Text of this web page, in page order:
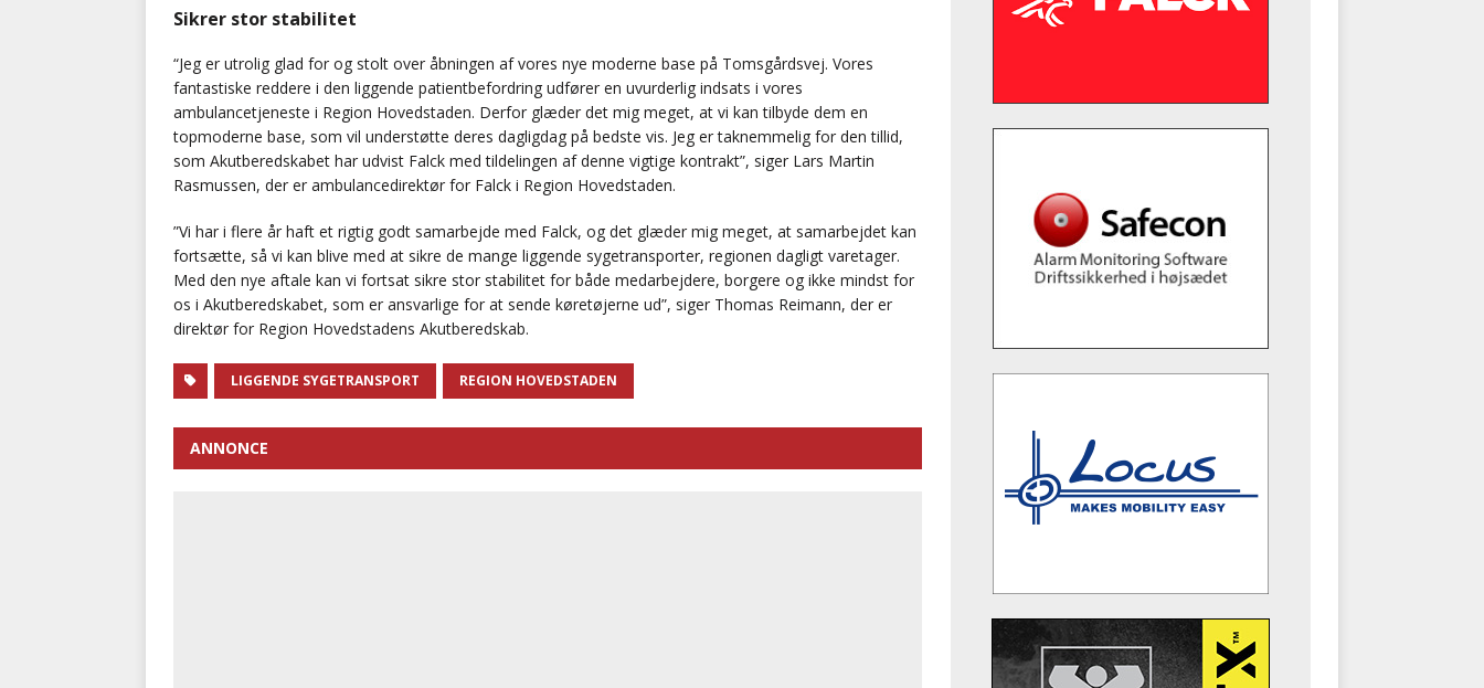
Sikrer stor stabilitet
“Jeg er utrolig glad for og stolt over åbningen af vores nye moderne base på Tomsgårdsvej. Vores
fantastiske reddere i den liggende patientbefordring udfører en uvurderlig indsats i vores
ambulancetjeneste i Region Hovedstaden. Derfor glæder det mig meget, at vi kan tilbyde dem en
topmoderne base, som vil understøtte deres dagligdag på bedste vis. Jeg er taknemmelig for den tillid,
som Akutberedskabet har udvist Falck med tildelingen af denne vigtige kontrakt”, siger Lars Martin
Rasmussen, der er ambulancedirektør for Falck i Region Hovedstaden.
”Vi har i flere år haft et rigtig godt samarbejde med Falck, og det glæder mig meget, at samarbejdet kan
fortsætte, så vi kan blive med at sikre de mange liggende sygetransporter, regionen dagligt varetager.
Med den nye aftale kan vi fortsat sikre stor stabilitet for både medarbejdere, borgere og ikke mindst for
os i Akutberedskabet, som er ansvarlige for at sende køretøjerne ud”, siger Thomas Reimann, der er
direktør for Region Hovedstadens Akutberedskab.
LIGGENDE SYGETRANSPORT REGION HOVEDSTADEN
ANNONCE